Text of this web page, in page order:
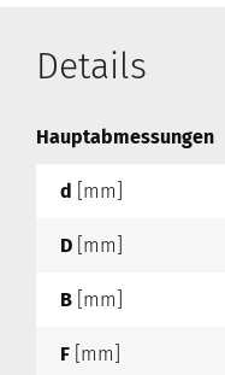
Details
Hauptabmessungen
d [mm]
D [mm]
B [mm]
F [mm]